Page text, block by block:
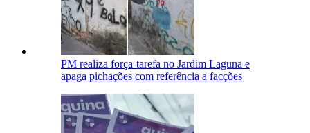
PM realiza força-tarefa no Jardim Laguna e
apaga pichações com referência a facções